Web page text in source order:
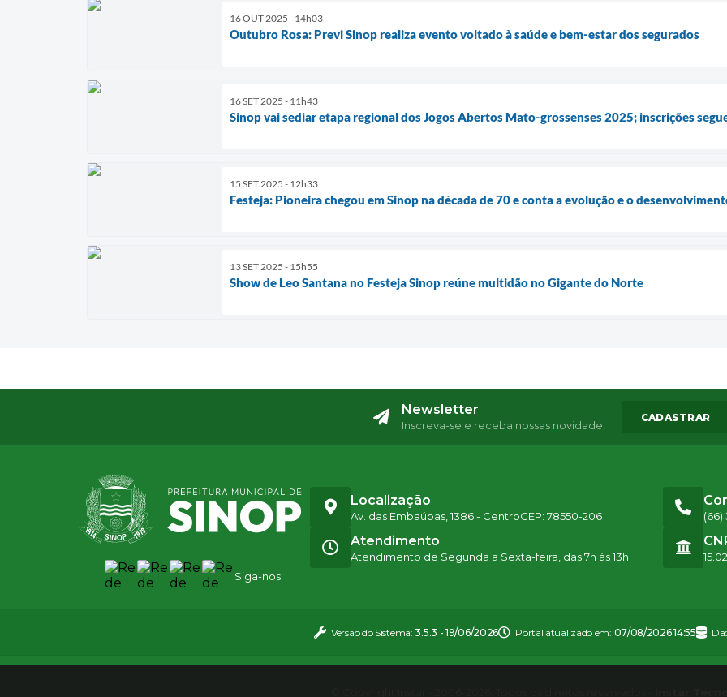
16 OUT 2025 - 14h03
Outubro Rosa: Previ Sinop realiza evento voltado à saúde e bem-estar dos segurados
16 SET 2025 - 11h43
Sinop vai sediar etapa regional dos Jogos Abertos Mato-grossenses 2025; inscrições
15 SET 2025 - 12h33
Festeja: Pioneira chegou em Sinop na década de 70 e conta a evolução e o
13 SET 2025 - 15h55
Show de Leo Santana no Festeja Sinop reúne multidão no Gigante do Norte
Newsletter
Inscreva-se e receba nossas novidade!
CADASTRAR
Siga-nos
Localização
Av. das Embaúbas, 1386 - CentroCEP: 78550-206 (66)
Atendimento
Atendimento de Segunda a Sexta-feira, das 7h às 13h
Versão do Sistema:3.5.3 - 19/06/2026 Portal atualizado em: 07/08/2026 14:55